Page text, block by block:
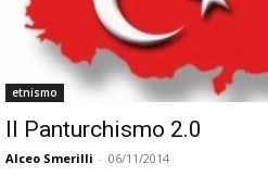
etnismo
Il Panturchismo 2.0
Alceo Smerilli - 06/11/2014